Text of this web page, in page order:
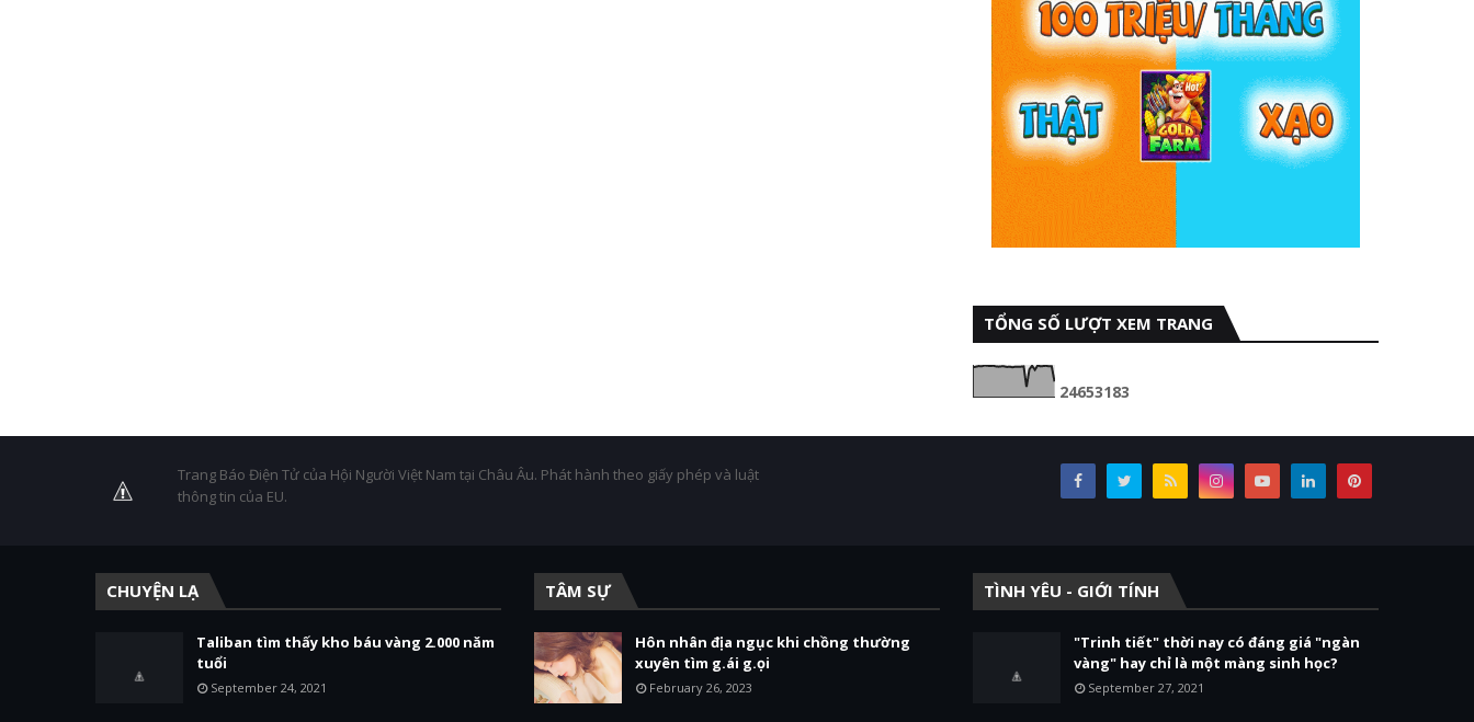
TỔNG SỐ LƯỢT XEM TRANG
24653183
Trang Báo Điện Tử của Hội Người Việt Nam tại Châu Âu. Phát hành theo giấy phép và luật
thông tin của EU.
CHUYỆN LẠ
Taliban tìm thấy kho báu vàng 2.000 năm
tuổi
September 24, 2021
TÂM SỰ
Hôn nhân địa ngục khi chồng thường
xuyên tìm g.ái g.ọi
February 26, 2023
TÌNH YÊU - GIỚI TÍNH
"Trinh tiết" thời nay có đáng giá "ngàn
vàng" hay chỉ là một màng sinh học?
September 27, 2021